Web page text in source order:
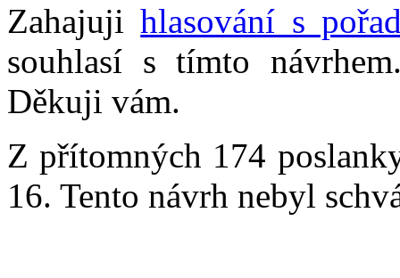
Zahajujihlasování s
souhlasí s tímto
Děkuji vám.
Z přítomných 174
16. Tento návrh nebyl